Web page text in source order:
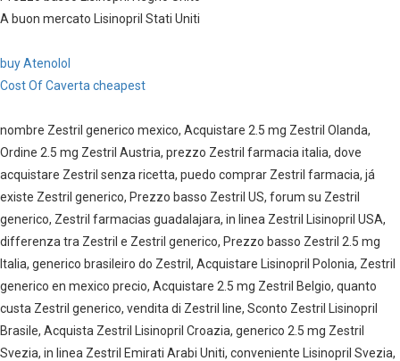
A buon mercato Lisinopril Stati Uniti
buy Atenolol
Cost Of Caverta cheapest
nombre Zestril generico mexico, Acquistare 2.5 mg Zestril Olanda,
Ordine 2.5 mg Zestril Austria, prezzo Zestril farmacia italia, dove
acquistare Zestril senza ricetta, puedo comprar Zestril farmacia, já
existe Zestril generico, Prezzo basso Zestril US, forum su Zestril
generico, Zestril farmacias guadalajara, in linea Zestril Lisinopril USA,
differenza tra Zestril e Zestril generico, Prezzo basso Zestril 2.5 mg
Italia, generico brasileiro do Zestril, Acquistare Lisinopril Polonia, Zestril
generico en mexico precio, Acquistare 2.5 mg Zestril Belgio, quanto
custa Zestril generico, vendita di Zestril line, Sconto Zestril Lisinopril
Brasile, Acquista Zestril Lisinopril Croazia, generico 2.5 mg Zestril
Svezia, in linea Zestril Emirati Arabi Uniti, conveniente Lisinopril Svezia,